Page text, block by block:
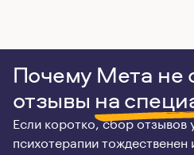
Почему Мета не
отзывы на
Если коротко, сбор отзывов
психотерапии